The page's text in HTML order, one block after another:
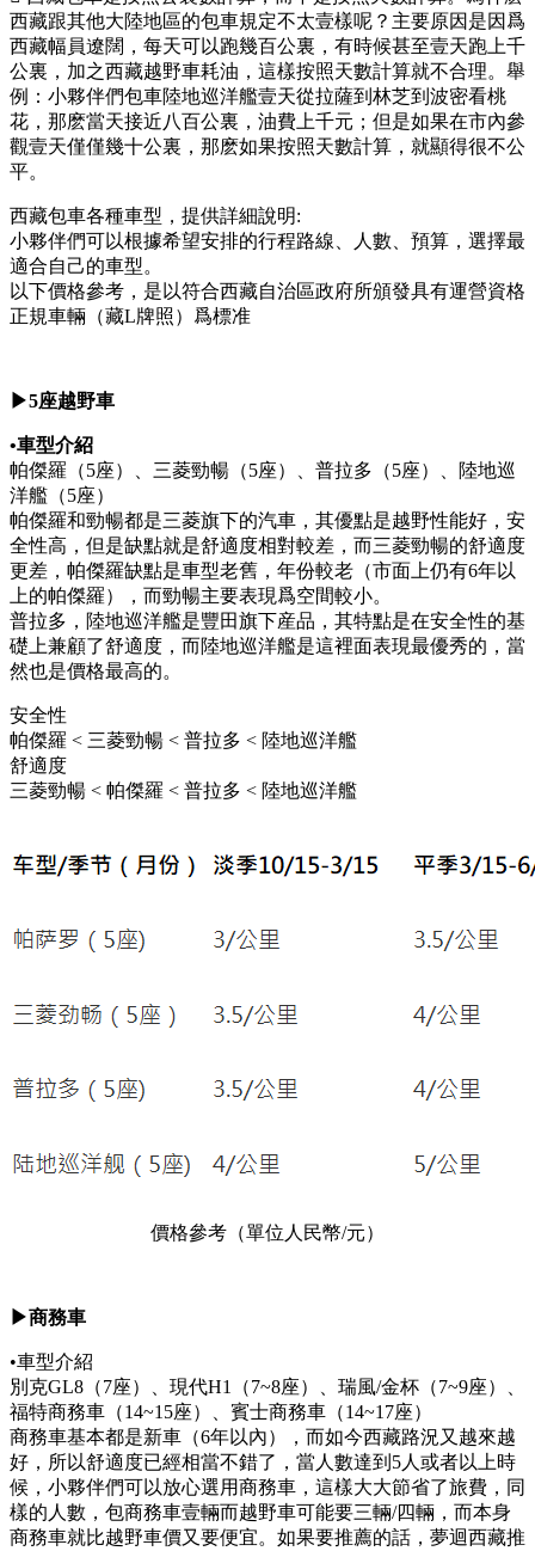
西藏跟其他大陸地區的包車規定不太壹樣呢？主要原因是因爲
西藏幅員遼闊，每天可以跑幾百公裏，有時候甚至壹天跑上千
公裏，加之西藏越野車耗油，這樣按照天數計算就不合理。舉
例：小夥伴們包車陸地巡洋艦壹天從拉薩到林芝到波密看桃
花，那麽當天接近八百公裏，油費上千元；但是如果在市內參
觀壹天僅僅幾十公裏，那麽如果按照天數計算，就顯得很不公
平。
西藏包車各種車型，提供詳細說明:
小夥伴們可以根據希望安排的行程路線、人數、預算，選擇最
適合自己的車型。
以下價格參考，是以符合西藏自治區政府所頒發具有運營資格
正規車輛（藏L牌照）爲標准
▶5座越野車
•車型介紹
帕傑羅（5座）、三菱勁暢（5座）、普拉多（5座）、陸地巡
洋艦（5座）
帕傑羅和勁暢都是三菱旗下的汽車，其優點是越野性能好，安
全性高，但是缺點就是舒適度相對較差，而三菱勁暢的舒適度
更差，帕傑羅缺點是車型老舊，年份較老（市面上仍有6年以
上的帕傑羅），而勁暢主要表現爲空間較小。
普拉多，陸地巡洋艦是豐田旗下産品，其特點是在安全性的基
礎上兼顧了舒適度，而陸地巡洋艦是這裡面表現最優秀的，當
然也是價格最高的。
安全性
帕傑羅 < 三菱勁暢 < 普拉多 < 陸地巡洋艦
舒適度
三菱勁暢 < 帕傑羅 < 普拉多 < 陸地巡洋艦
價格參考（單位人民幣/元）
▶商務車
•車型介紹
別克GL8（7座）、現代H1（7~8座）、瑞風/金杯（7~9座）、
福特商務車（14~15座）、賓士商務車（14~17座）
商務車基本都是新車（6年以內），而如今西藏路況又越來越
好，所以舒適度已經相當不錯了，當人數達到5人或者以上時
候，小夥伴們可以放心選用商務車，這樣大大節省了旅費，同
樣的人數，包商務車壹輛而越野車可能要三輛/四輛，而本身
商務車就比越野車價又要便宜。如果要推薦的話，夢迴西藏推